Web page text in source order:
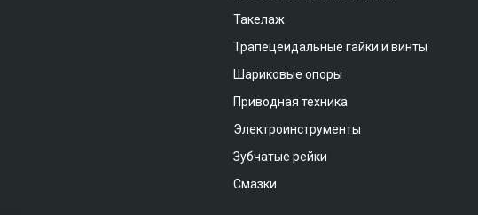
Такелаж
Трапецеидальные гайки и винты
Шариковые опоры
Приводная техника
Электроинструменты
Зубчатые рейки
Смазки